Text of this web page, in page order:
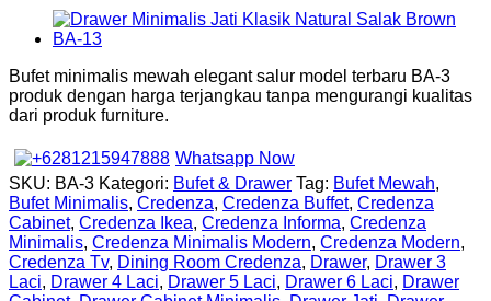
Bufet minimalis mewah elegant salur model terbaru BA-3
produk dengan harga terjangkau tanpa mengurangi kualitas
dari produk furniture.
Whatsapp Now
SKU: BA-3 Kategori: Bufet & Drawer Tag: Bufet Mewah,
Bufet Minimalis, Credenza, Credenza Buffet, Credenza
Cabinet, Credenza Ikea, Credenza Informa, Credenza
Minimalis, Credenza Minimalis Modern, Credenza Modern,
Credenza Tv, Dining Room Credenza, Drawer, Drawer 3
Laci, Drawer 4 Laci, Drawer 5 Laci, Drawer 6 Laci, Drawer